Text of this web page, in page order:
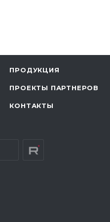
ПРОДУКЦИЯ
ПРОЕКТЫ ПАРТНЕРОВ
КОНТАКТЫ